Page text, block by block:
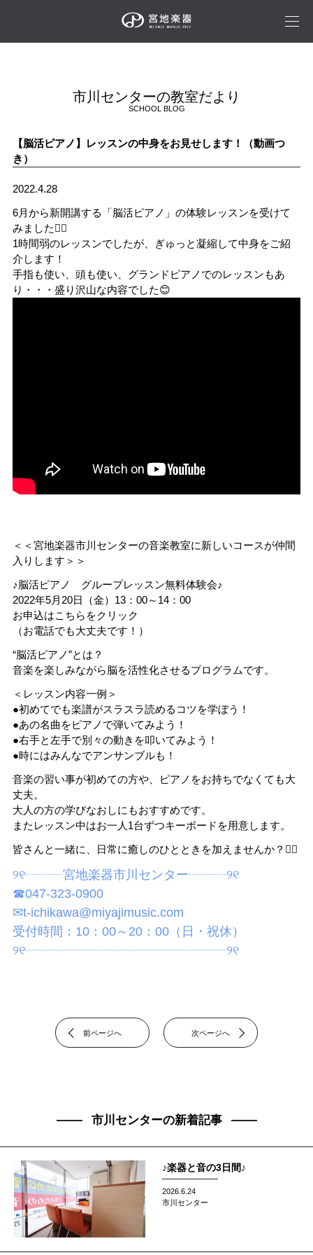
市川センターの教室だより
SCHOOL BLOG
【脳活ピアノ】レッスンの中身をお見せします！（動画つ
き）
2022.4.28
6月から新開講する「脳活ピアノ」の体験レッスンを受けて
みました🙋‍♀️
1時間弱のレッスンでしたが、ぎゅっと凝縮して中身をご紹
介します！
手指も使い、頭も使い、グランドピアノでのレッスンもあ
り・・・盛り沢山な内容でした😊
＜＜宮地楽器市川センターの音楽教室に新しいコースが仲間
入りします＞＞
♪脳活ピアノ グループレッスン無料体験会♪
2022年5月20日（金）13：00～14：00
お申込はこちらをクリック
（お電話でも大丈夫です！）
“脳活ピアノ”とは？
音楽を楽しみながら脳を活性化させるプログラムです。
＜レッスン内容一例＞
●初めてでも楽譜がスラスラ読めるコツを学ぼう！
●あの名曲をピアノで弾いてみよう！
●右手と左手で別々の動きを叩いてみよう！
●時にはみんなでアンサンブルも！
音楽の習い事が初めての方や、ピアノをお持ちでなくても大
丈夫。
大人の方の学びなおしにもおすすめです。
またレッスン中はお一人1台ずつキーボードを用意します。
皆さんと一緒に、日常に癒しのひとときを加えませんか？🙋‍♀️
୨୧┈┈┈宮地楽器市川センター┈┈┈୨୧
☎047-323-0900
✉t-ichikawa@miyajimusic.com
受付時間：10：00～20：00（日・祝休）
୨୧┈┈┈┈┈┈┈┈┈┈┈┈┈┈┈┈୨୧
前ページへ 次ページへ
市川センターの新着記事
♪楽器と音の3日間♪
2026.6.24
市川センター